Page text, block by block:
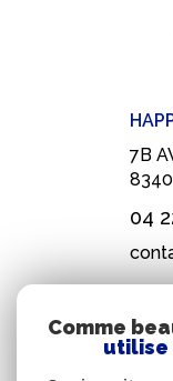
7B
04
Comme
utilise